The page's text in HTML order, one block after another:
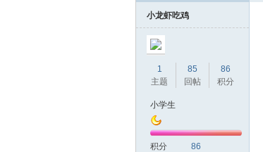
小龙虾吃鸡
1
主题
85
回帖
86
积分
小学生
积分 86